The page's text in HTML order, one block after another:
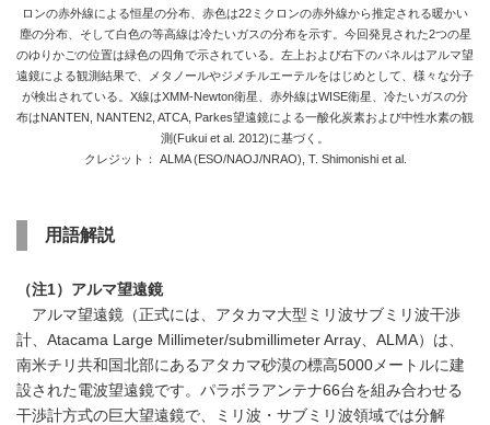
ロンの赤外線による恒星の分布、赤色は22ミクロンの赤外線から推定される暖かい
塵の分布、そして白色の等高線は冷たいガスの分布を示す。今回発見された2つの星
のゆりかごの位置は緑色の四角で示されている。左上および右下のパネルはアルマ望
遠鏡による観測結果で、メタノールやジメチルエーテルをはじめとして、様々な分子
が検出されている。X線はXMM-Newton衛星、赤外線はWISE衛星、冷たいガスの分
布はNANTEN, NANTEN2, ATCA, Parkes望遠鏡による一酸化炭素および中性水素の観
測(Fukui et al. 2012)に基づく。
クレジット： ALMA (ESO/NAOJ/NRAO), T. Shimonishi et al.
用語解説
（注1）アルマ望遠鏡
アルマ望遠鏡（正式には、アタカマ大型ミリ波サブミリ波干渉
計、Atacama Large Millimeter/submillimeter Array、ALMA）は、
南米チリ共和国北部にあるアタカマ砂漠の標高5000メートルに建
設された電波望遠鏡です。パラボラアンテナ66台を組み合わせる
干渉計方式の巨大望遠鏡で、ミリ波・サブミリ波領域では分解